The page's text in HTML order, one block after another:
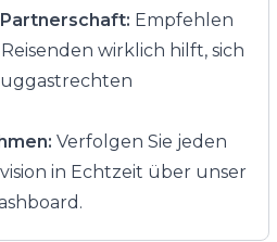
Empfehlen
wirklich hilft, sich
Verfolgen Sie jeden
in Echtzeit über unser